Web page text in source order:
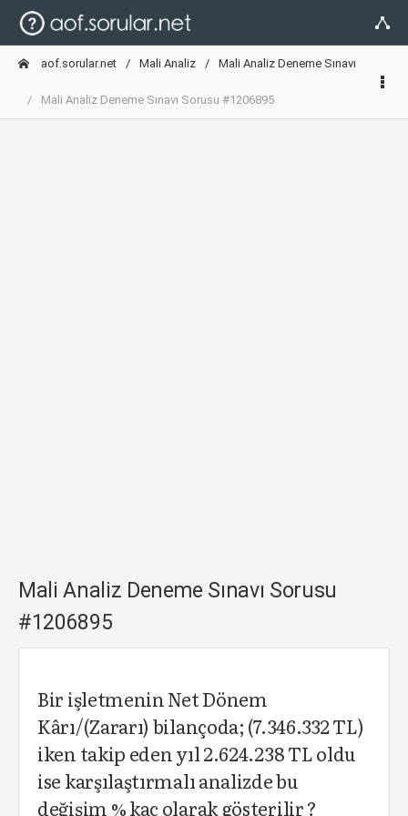
aof.sorular.net Mali Analiz Mali Analiz Deneme Sınavı
Mali Analiz Deneme Sınavı Sorusu #1206895
Mali Analiz Deneme Sınavı Sorusu
#1206895
Bir işletmenin Net Dönem
Kârı/(Zararı) bilançoda; (7.346.332 TL)
iken takip eden yıl 2.624.238 TL oldu
ise karşılaştırmalı analizde bu
değişim % kaç olarak gösterilir ?